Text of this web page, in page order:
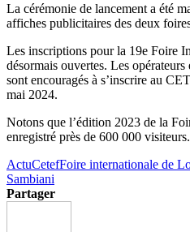
La cérémonie de lancement a été
affiches publicitaires des deux
Les inscriptions pour la 19e Foire
désormais ouvertes. Les
sont encouragés à s’inscrire au
mai 2024.
Notons que l’édition 2023 de la
enregistré près de 600 000 visiteurs.
ActuCetefFoire internationale de
Sambiani
Partager